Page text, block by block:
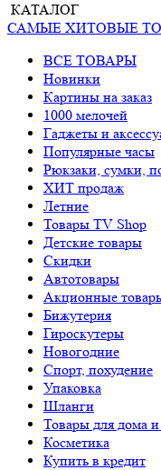
КАТАЛОГ
САМЫЕ ХИТОВЫЕ
ВСЕ ТОВАРЫ
Новинки
Картины на заказ
1000 мелочей
Гаджеты и
Популярные часы
Рюкзаки, сумки,
ХИТ продаж
Летние
Товары TV Shop
Детские товары
Cкидки
Автотовары
Акционные
Бижутерия
Гироскутеры
Новогодние
Спорт, похудение
Упаковка
Шланги
Товары для дома
Косметика
Купить в кредит